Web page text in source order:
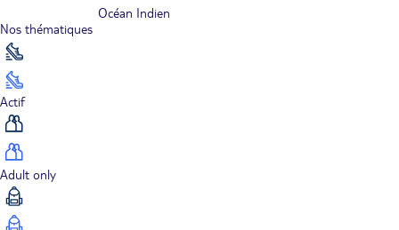
Océan Indien
Nos thématiques
Actif
Adult only